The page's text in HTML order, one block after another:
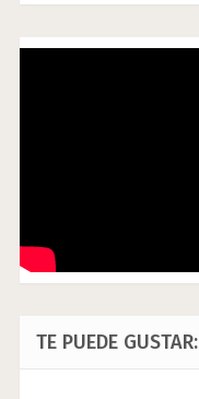
TE PUEDE GUSTAR: